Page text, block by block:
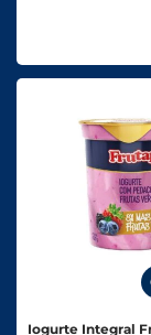
Iogurte Integral